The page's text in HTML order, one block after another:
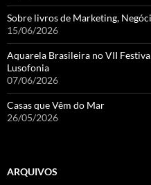
Sobre livros de Marketing,
15/06/2026
Aquarela Brasileira no VII
Lusofonia
07/06/2026
Casas que Vêm do Mar
26/05/2026
ARQUIVOS